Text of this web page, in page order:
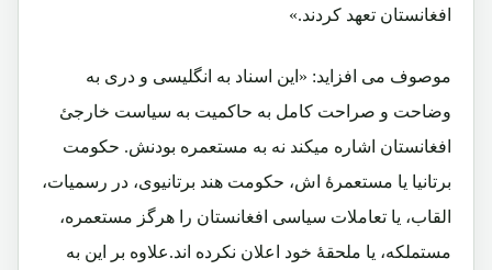
افغانستان تعهد کردند.»
موصوف می افزاید: «این اسناد به انگلیسی و دری به
وضاحت و صراحت کامل به حاکمیت به سیاست خارجئ
افغانستان اشاره میکند نه به مستعمره بودنش. حکومت
برتانیا یا مستعمرهٔ اش، حکومت هند برتانیوی، در رسمیات،
القاب، یا تعاملات سیاسی افغانستان را هرگز مستعمره،
مستملکه، یا ملحقهٔ خود اعلان نکرده اند.علاوه بر این به